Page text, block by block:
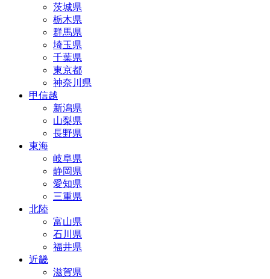
茨城県
栃木県
群馬県
埼玉県
千葉県
東京都
神奈川県
甲信越
新潟県
山梨県
長野県
東海
岐阜県
静岡県
愛知県
三重県
北陸
富山県
石川県
福井県
近畿
滋賀県